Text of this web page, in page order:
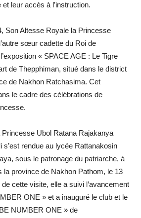
leur accès à l’instruction.
Son Altesse Royale la Princesse
sœur cadette du Roi de
« SPACE AGE : Le Tigre
de Thepphiman, situé dans le district
de Nakhon Ratchasima. Cet
le cadre des célébrations de
Ubol Ratana Rajakanya
s’est rendue au lycée Rattanakosin
sous le patronage du patriarche, à
la province de Nakhon Pathom, le 13
cette visite, elle a suivi l’avancement
ONE » et a inauguré le club et le
NUMBER ONE » de